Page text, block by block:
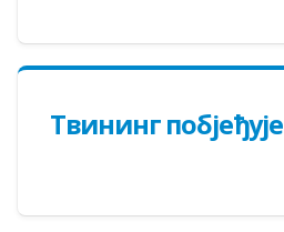
Твининг побјеђује